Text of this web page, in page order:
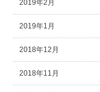
2019年2月
2019年1月
2018年12月
2018年11月